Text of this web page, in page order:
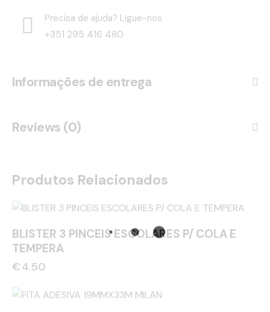
Precisa de ajuda? Ligue-nos
+351 295 416 480
Informações de entrega
Reviews (0)
Produtos Relacionados
BLISTER 3 PINCEIS ESCOLARES P/ COLA E
TEMPERA
€4.50